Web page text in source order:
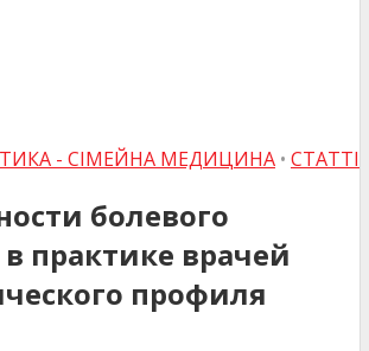
- СІМЕЙНА МЕДИЦИНА • СТАТТІ
болевого
практике врачей
профиля